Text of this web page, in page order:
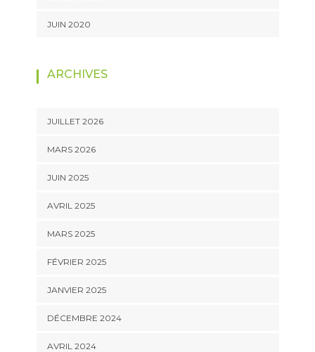
JUIN 2020
ARCHIVES
JUILLET 2026
MARS 2026
JUIN 2025
AVRIL 2025
MARS 2025
FÉVRIER 2025
JANVIER 2025
DÉCEMBRE 2024
AVRIL 2024